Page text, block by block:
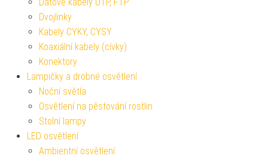
Dvojlinky
Kabely CYKY, CYSY
Koaxiální kabely (cívky)
Konektory
Lampičky a drobné osvětlení
Noční světla
Osvětlení na pěstování rostlin
Stolní lampy
LED osvětlení
Ambientní osvětlení